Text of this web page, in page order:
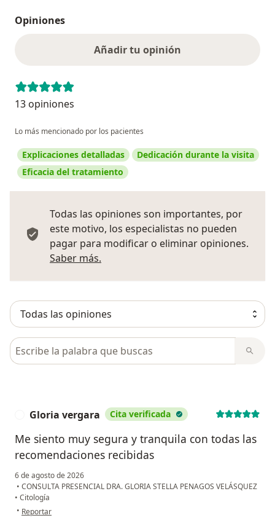
Opiniones
Añadir tu opinión
13 opiniones
Lo más mencionado por los pacientes
Explicaciones detalladas
Dedicación durante la visita
Eficacia del tratamiento
Todas las opiniones son importantes, por
este motivo, los especialistas no pueden
pagar para modificar o eliminar opiniones.
Saber más.
Busca en opiniones
Gloria vergara Cita verificada
Me siento muy segura y tranquila con todas las
recomendaciones recibidas
6 de agosto de 2026
• CONSULTA PRESENCIAL DRA. GLORIA STELLA PENAGOS VELÁSQUEZ
• Citología
• en opinión del usuario Gloria vergara
Reportar